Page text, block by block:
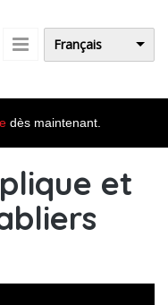
Français
dès maintenant.
et